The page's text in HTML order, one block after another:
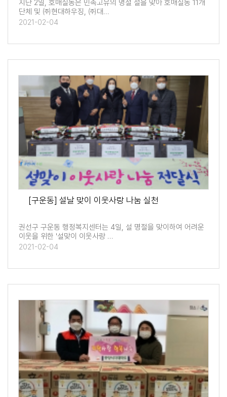
지난 2일, 호매실동은 민족고유의 명절 설을 맞아 호매실동 11개
단체 및 ㈜현대하우징, ㈜대…
2021-02-04
[구운동] 설날 맞이 이웃사랑 나눔 실천
권선구 구운동 행정복지센터는 4일, 설 명절을 맞이하여 어려운
이웃을 위한 '설맞이 이웃사랑 …
2021-02-04